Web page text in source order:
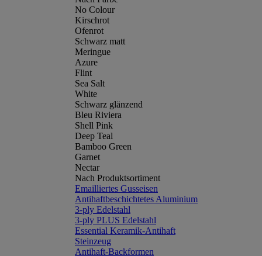
No Colour
Kirschrot
Ofenrot
Schwarz matt
Meringue
Azure
Flint
Sea Salt
White
Schwarz glänzend
Bleu Riviera
Shell Pink
Deep Teal
Bamboo Green
Garnet
Nectar
Nach Produktsortiment
Emailliertes Gusseisen
Antihaftbeschichtetes Aluminium
3-ply Edelstahl
3-ply PLUS Edelstahl
Essential Keramik-Antihaft
Steinzeug
Antihaft-Backformen